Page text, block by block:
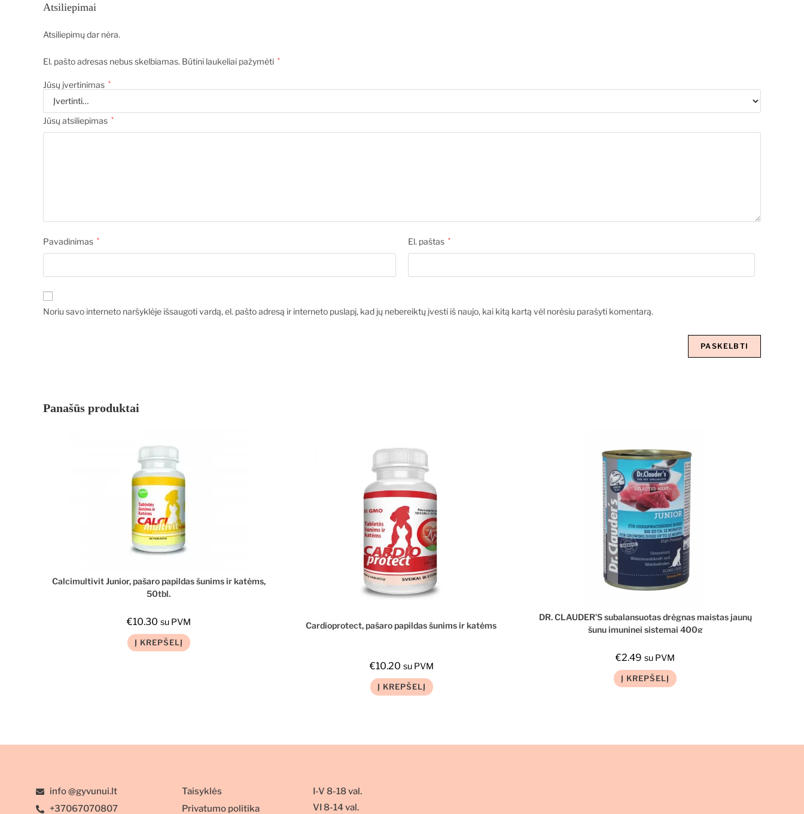
Atsiliepimai
Atsiliepimų dar nėra.
El. pašto adresas nebus skelbiamas. Būtini laukeliai pažymėti *
Jūsų įvertinimas *
Jūsų atsiliepimas *
Pavadinimas * El. paštas *
Noriu savo interneto naršyklėje išsaugoti vardą, el. pašto adresą ir interneto puslapį, kad jų nebereiktų įvesti iš naujo, kai kitą kartą vėl norėsiu parašyti komentarą.
Panašūs produktai
Calcimultivit Junior, pašaro papildas šunims ir katėms,
50tbl.
€10.30 su PVM
Į KREPŠELĮ
Cardioprotect, pašaro papildas šunims ir katėms
€10.20 su PVM
Į KREPŠELĮ
DR. CLAUDER’S subalansuotas drėgnas maistas jaunų
šunų imuninei sistemai 400g
€2.49 su PVM
Į KREPŠELĮ
info @gyvunui.lt
+37067070807
Taisyklės
Privatumo politika
I-V 8-18 val.
VI 8-14 val.